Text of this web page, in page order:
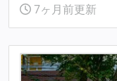
7ヶ月前更新